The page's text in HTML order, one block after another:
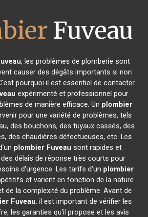
Fuveau
, les problèmes de plomberie sont
causer des dégâts importants si non
pourquoi il est essentiel de contacter
expérimenté et professionnel pour
de manière efficace. Un plombier
pour une variété de problèmes, tels
des bouchons, des tuyaux cassés, des
des chaudières défectueuses, etc. Les
plombier Fuveau sont rapides et
délais de réponse très courts pour
d'urgence. Les tarifs d'un plombier
et varient en fonction de la nature
de la complexité du problème. Avant de
Fuveau, il est important de vérifier les
les garanties qu'il propose et les avis